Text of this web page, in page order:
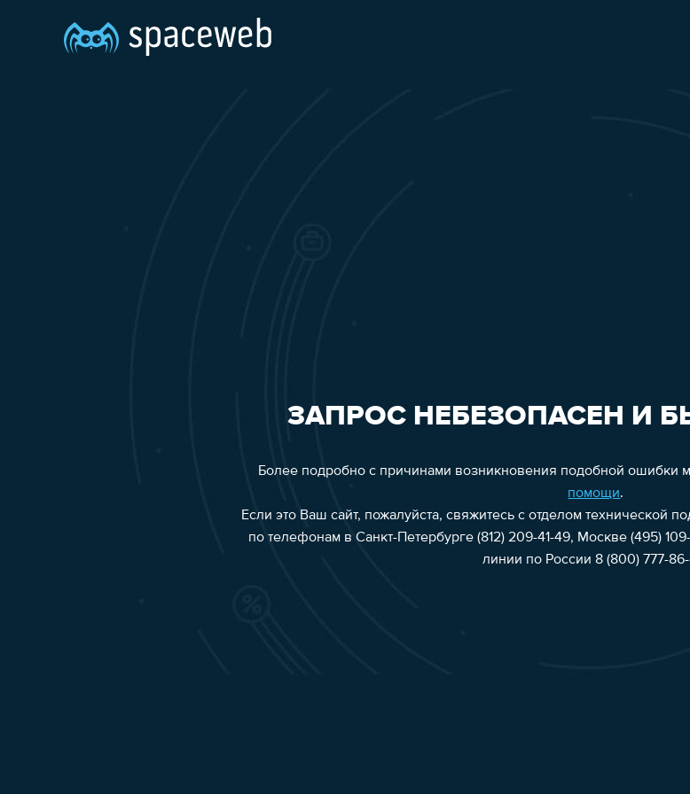
ЗАПРОС НЕБЕЗОПАСЕН И
Более подробно с причинами возникновения подобной ошибки
помощи.
Если это Ваш сайт, пожалуйста, свяжитесь с отделом технической
по телефонам в Санкт-Петербурге (812) 209-41-49, Москве (495)
линии по России 8 (800) 777-